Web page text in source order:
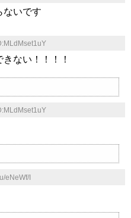
ないです
ない！！！！
eNeWf/I